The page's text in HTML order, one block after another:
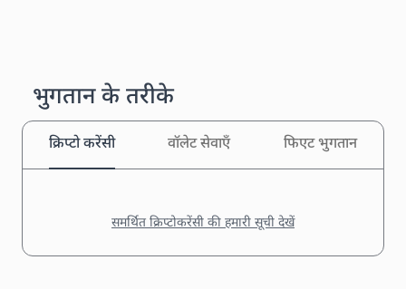
भुगतान के तरीके
क्रिप्टो करेंसी वॉलेट सेवाएँ फिएट भुगतान
समर्थित क्रिप्टोकरेंसी की हमारी सूची देखें